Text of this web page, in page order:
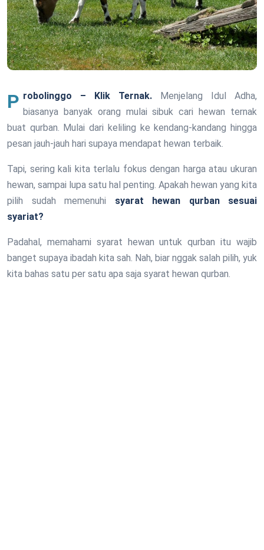
Probolinggo – Klik Ternak. Menjelang Idul Adha,
biasanya banyak orang mulai sibuk cari hewan ternak
buat qurban. Mulai dari keliling ke kendang-kandang hingga
pesan jauh-jauh hari supaya mendapat hewan terbaik.
Tapi, sering kali kita terlalu fokus dengan harga atau ukuran
hewan, sampai lupa satu hal penting. Apakah hewan yang kita
pilih sudah memenuhi syarat hewan qurban sesuai
syariat?
Padahal, memahami syarat hewan untuk qurban itu wajib
banget supaya ibadah kita sah. Nah, biar nggak salah pilih, yuk
kita bahas satu per satu apa saja syarat hewan qurban.